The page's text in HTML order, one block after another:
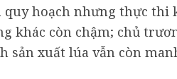
quy hoạch nhưng thực thi
khác còn chậm; chủ
sản xuất lúa vẫn còn